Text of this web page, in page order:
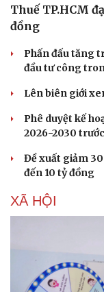
Tư vấn
Săn Tour
check-in
Thuế TP.HCM
đồng
Phấn đấu tăng
đầu tư công
Lên biên giới
Phê duyệt kế
2026-2030
Đề xuất giảm
đến 10 tỷ đồng
XÃ HỘI